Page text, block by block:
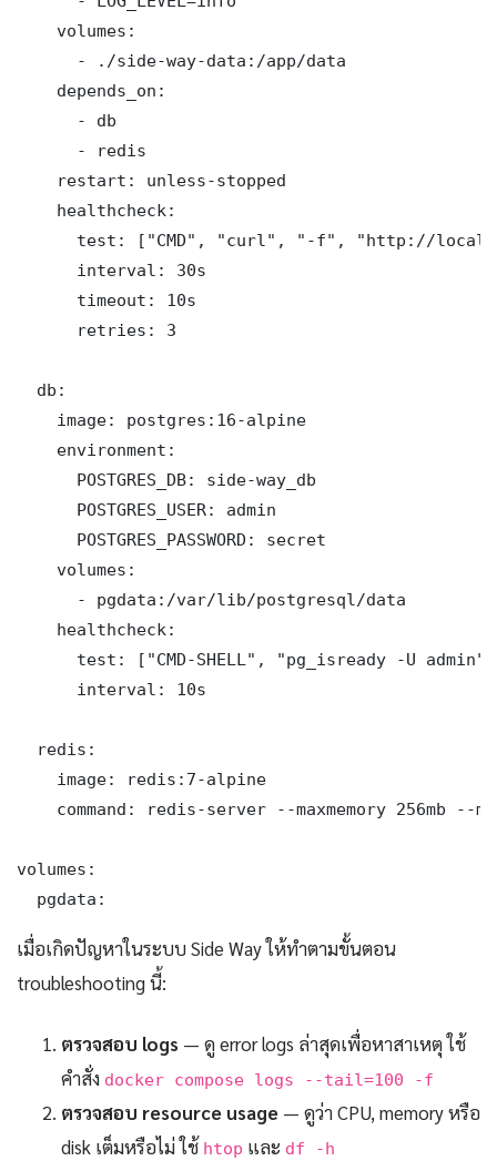
    volumes:
      - ./side-way-data:/app/data
    depends_on:
      - db
      - redis
    restart: unless-stopped
    healthcheck:
test: ["CMD", "curl", "-f", "http://
      interval: 30s
      timeout: 10s
      retries: 3
  db:
    image: postgres:16-alpine
    environment:
      POSTGRES_DB: side-way_db
      POSTGRES_USER: admin
      POSTGRES_PASSWORD: secret
    volumes:
      - pgdata:/var/lib/postgresql/data
    healthcheck:
      test: ["CMD-SHELL", "pg_isready -U admin"]
      interval: 10s
  redis:
    image: redis:7-alpine
command: redis-server --maxmemory 256mb --
volumes:
  pgdata:
เมื่อเกิดปัญหาในระบบ Side Way ให้ทำตามขั้นตอน
troubleshooting นี้:
ตรวจสอบ logs — ดู error logs ล่าสุดเพื่อหาสาเหตุ ใช้
คำสั่ง docker compose logs --tail=100 -f
ตรวจสอบ resource usage — ดูว่า CPU, memory หรือ
disk เต็มหรือไม่ ใช้ htop และ df -h